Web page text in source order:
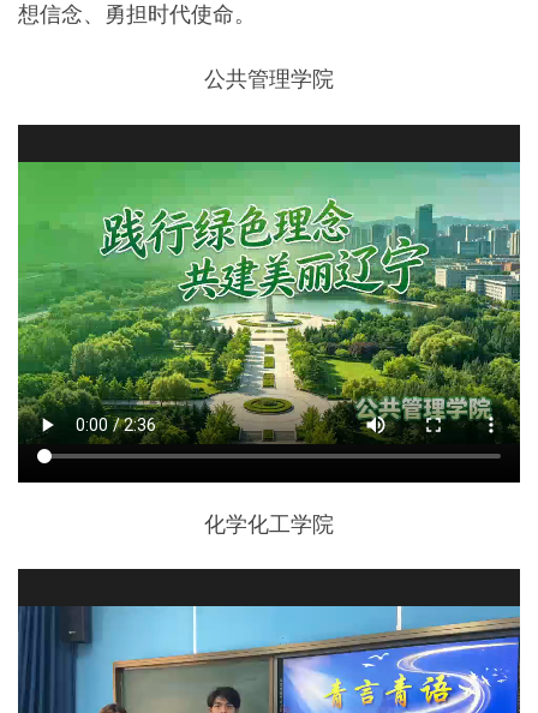
想信念、勇担时代使命。
公共管理学院
化学化工学院